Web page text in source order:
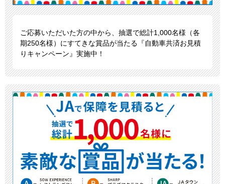
ご応募いただいた方の中から、抽選で総計1,000名様（各
期250名様）にすてきな賞品が当たる『自動車共済お見積
りキャンペーン』実施中！